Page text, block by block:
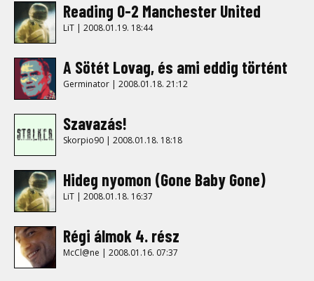
Reading 0-2 Manchester United
LiT | 2008.01.19. 18:44
A Sötét Lovag, és ami eddig történt
Germinator | 2008.01.18. 21:12
Szavazás!
Skorpio90 | 2008.01.18. 18:18
Hideg nyomon (Gone Baby Gone)
LiT | 2008.01.18. 16:37
Régi álmok 4. rész
McCl@ne | 2008.01.16. 07:37